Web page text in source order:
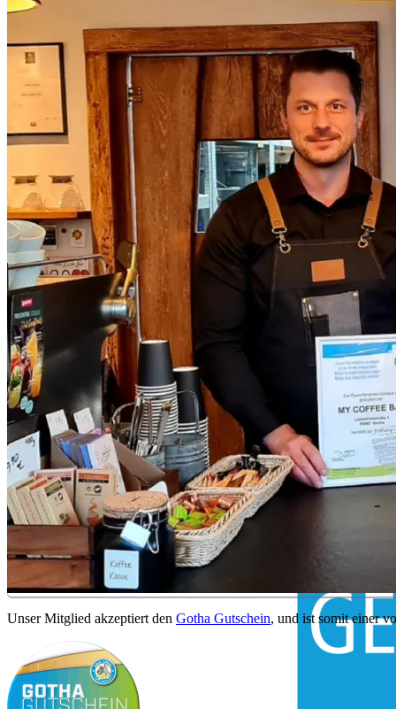
Unser Mitglied akzeptiert den Gotha Gutschein, und ist somit einer